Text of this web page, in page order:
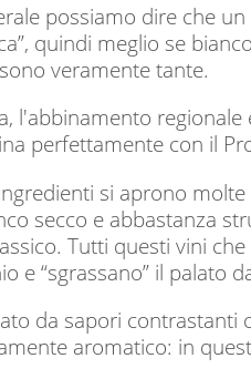
possiamo dire che
quindi meglio se
veramente tante.
l'abbinamento
perfettamente con il
si aprono
secco e abbastanza
Tutti questi vini
e “sgrassano” il palato
da sapori
aromatico: in